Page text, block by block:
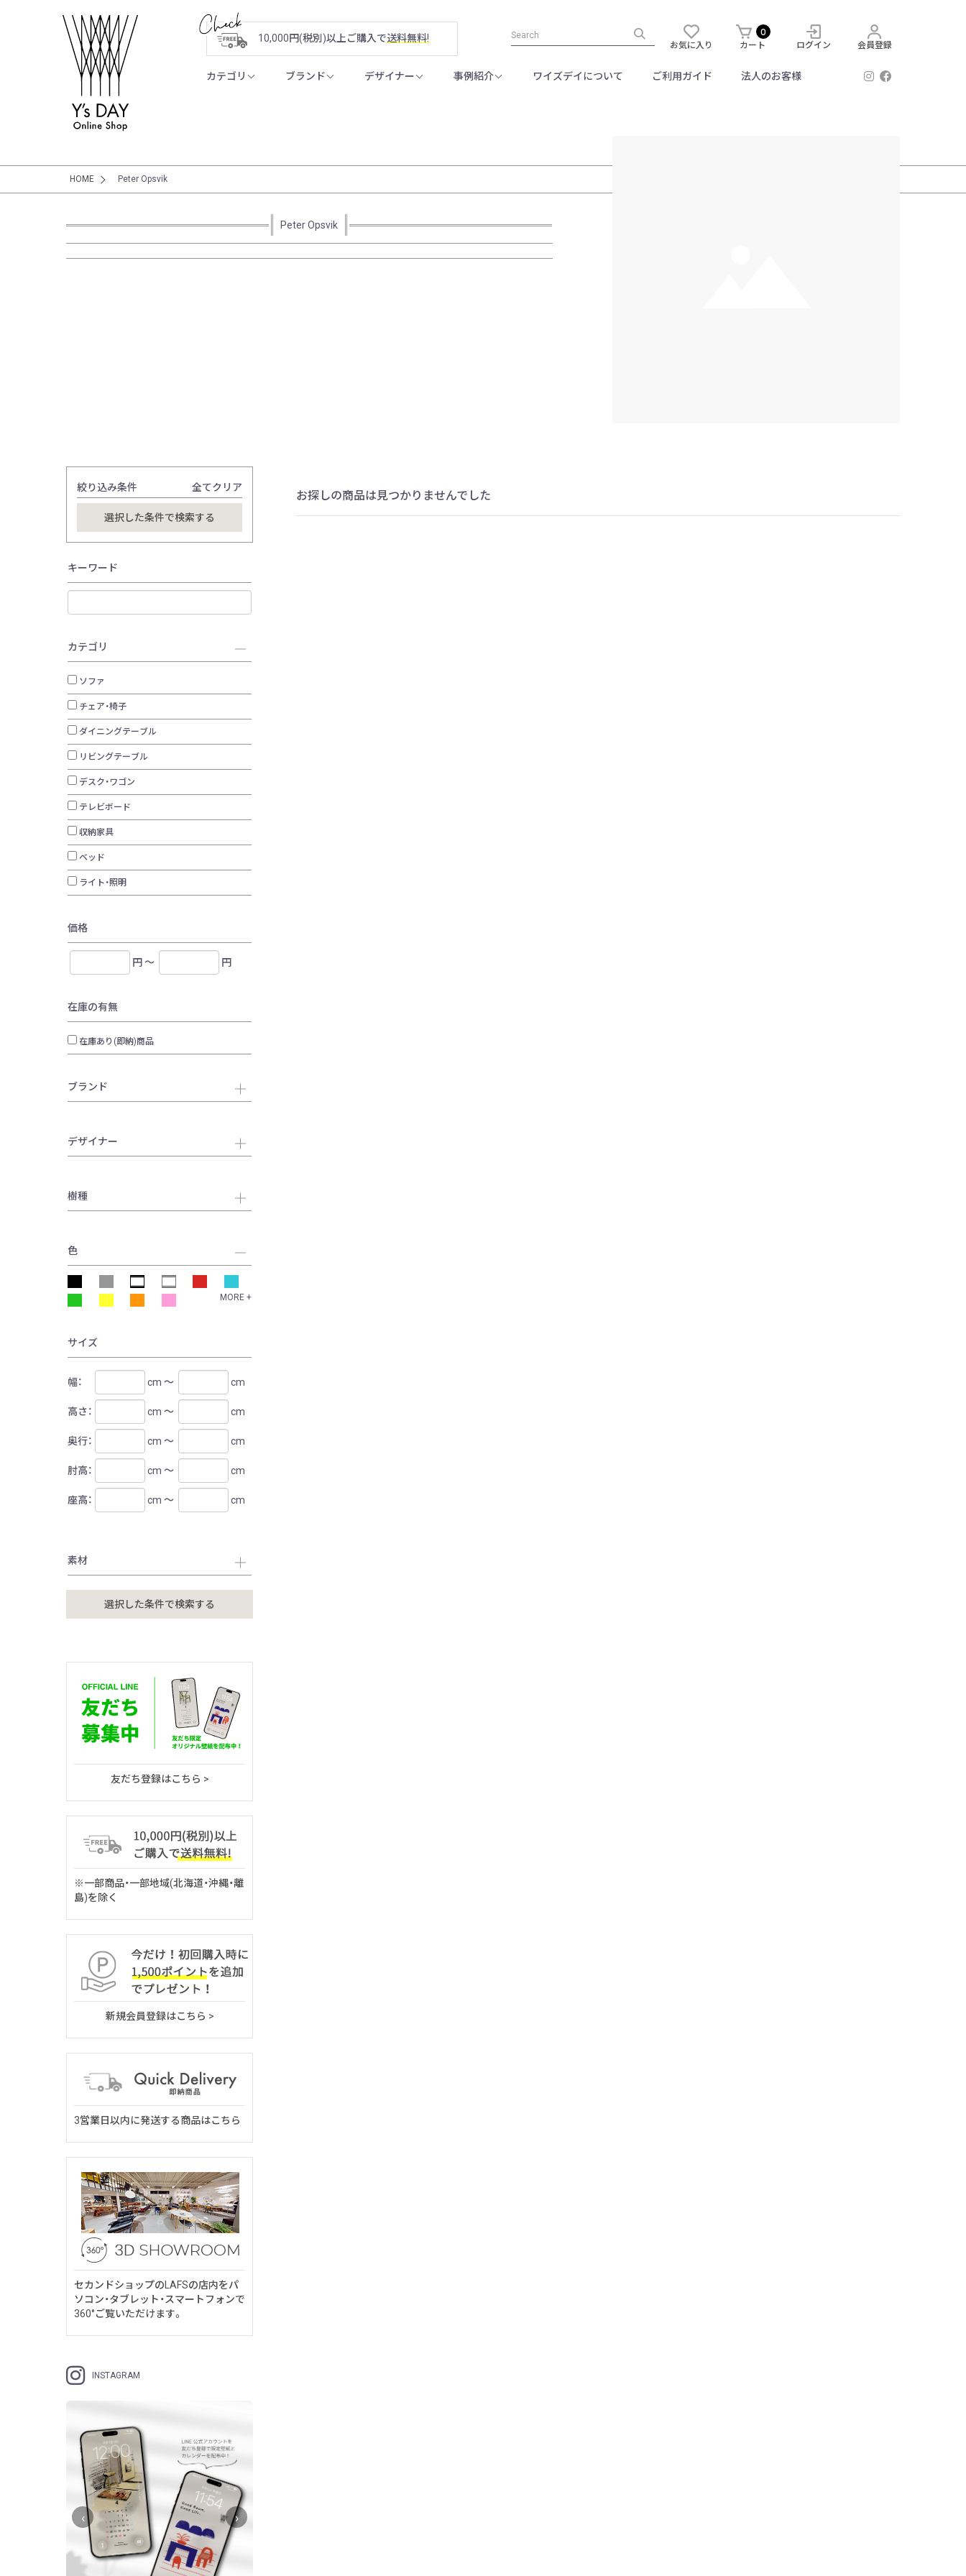
10,000円(税別)以上ご購入で送料無料!
お気に入り
0
カート ログイン 会員登録
カテゴリ ブランド デザイナー 事例紹介 ワイズデイについて ご利用ガイド 法人のお客様
HOME Peter Opsvik
Peter Opsvik
絞り込み条件 全てクリア
キーワード
カテゴリ
ソファ
チェア・椅子
ダイニングテーブル
リビングテーブル
デスク・ワゴン
テレビボード
収納家具
ベッド
ライト・照明
価格
円 ～ 円
在庫の有無
在庫あり(即納)商品
ブランド
デザイナー
樹種
色
MORE +
サイズ
幅： cm ～ cm
高さ： cm ～ cm
奥行： cm ～ cm
肘高： cm ～ cm
座高： cm ～ cm
素材
友だち登録はこちら >
※一部商品・一部地域(北海道・沖縄・離
島)を除く
新規会員登録はこちら >
3営業日以内に発送する商品はこちら
セカンドショップのLAFSの店内をパ
ソコン・タブレット・スマートフォンで
360°ご覧いただけます。
INSTAGRAM
‹ ›
お探しの商品は見つかりませんでした